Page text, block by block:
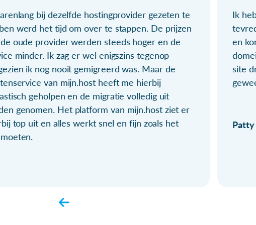
bij dezelfde hostingprovider gezeten te
werd het tijd om over te stappen. De prijzen
oude provider werden steeds hoger en de
minder. Ik zag er wel enigszins tegenop
ik nog nooit gemigreerd was. Maar de
van mijn.host heeft me hierbij
geholpen en de migratie volledig uit
genomen. Het platform van mijn.host ziet er
top uit en alles werkt snel en fijn zoals het
Ik
en
site
Patty